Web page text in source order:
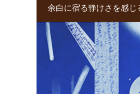
余白に宿る静けさを感